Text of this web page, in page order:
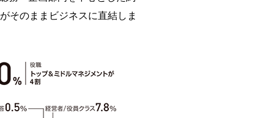
そのままビジネスに直結しま